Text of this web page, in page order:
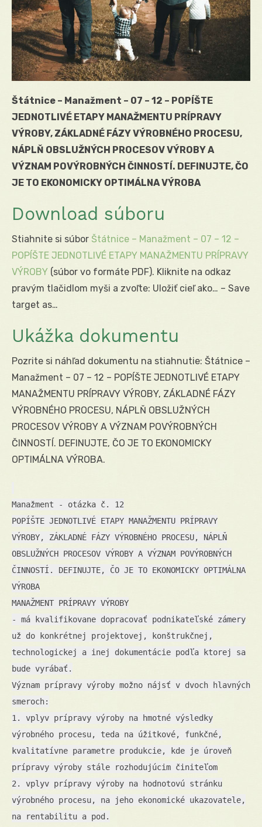
Štátnice – Manažment – 07 – 12 – POPÍŠTE
JEDNOTLIVÉ ETAPY MANAŽMENTU PRÍPRAVY
VÝROBY, ZÁKLADNÉ FÁZY VÝROBNÉHO PROCESU,
NÁPLŇ OBSLUŽNÝCH PROCESOV VÝROBY A
VÝZNAM POVÝROBNÝCH ČINNOSTÍ. DEFINUJTE, ČO
JE TO EKONOMICKY OPTIMÁLNA VÝROBA
Download súboru
Stiahnite si súbor Štátnice – Manažment – 07 – 12 –
POPÍŠTE JEDNOTLIVÉ ETAPY MANAŽMENTU PRÍPRAVY
VÝROBY (súbor vo formáte PDF). Kliknite na odkaz
pravým tlačidlom myši a zvoľte: Uložiť cieľ ako… – Save
target as…
Ukážka dokumentu
Pozrite si náhľad dokumentu na stiahnutie: Štátnice –
Manažment – 07 – 12 – POPÍŠTE JEDNOTLIVÉ ETAPY
MANAŽMENTU PRÍPRAVY VÝROBY, ZÁKLADNÉ FÁZY
VÝROBNÉHO PROCESU, NÁPLŇ OBSLUŽNÝCH
PROCESOV VÝROBY A VÝZNAM POVÝROBNÝCH
ČINNOSTÍ. DEFINUJTE, ČO JE TO EKONOMICKY
OPTIMÁLNA VÝROBA.
Manažment - otázka č. 12
POPÍŠTE JEDNOTLIVÉ ETAPY MANAŽMENTU PRÍPRAVY
VÝROBY, ZÁKLADNÉ FÁZY VÝROBNÉHO PROCESU, NÁPLŇ
OBSLUŽNÝCH PROCESOV VÝROBY A VÝZNAM POVÝROBNÝCH
ČINNOSTÍ. DEFINUJTE, ČO JE TO EKONOMICKY OPTIMÁLNA
VÝROBA
MANAŽMENT PRÍPRAVY VÝROBY
- má kvalifikovane dopracovať podnikateľské zámery
už do konkrétnej projektovej, konštrukčnej,
technologickej a inej dokumentácie podľa ktorej sa
bude vyrábať.
Význam prípravy výroby možno nájsť v dvoch hlavných
smeroch:
1. vplyv prípravy výroby na hmotné výsledky
výrobného procesu, teda na úžitkové, funkčné,
kvalitatívne parametre produkcie, kde je úroveň
prípravy výroby stále rozhodujúcim činiteľom
2. vplyv prípravy výroby na hodnotovú stránku
výrobného procesu, na jeho ekonomické ukazovatele,
na rentabilitu a pod.